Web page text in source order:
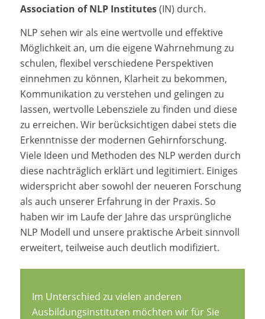
Association of NLP Institutes(IN) durch.
NLP sehen wir als eine wertvolle und effektive
Möglichkeit an, um die eigene Wahrnehmung zu
schulen, flexibel verschiedene Perspektiven
einnehmen zu können, Klarheit zu bekommen,
Kommunikation zu verstehen und gelingen zu
lassen, wertvolle Lebensziele zu finden und diese
zu erreichen. Wir berücksichtigen dabei stets die
Erkenntnisse der modernen Gehirnforschung.
Viele Ideen und Methoden des NLP werden durch
diese nachträglich erklärt und legitimiert. Einiges
widerspricht aber sowohl der neueren Forschung
als auch unserer Erfahrung in der Praxis. So
haben wir im Laufe der Jahre das ursprüngliche
NLP Modell und unsere praktische Arbeit sinnvoll
erweitert, teilweise auch deutlich modifiziert.
Im Unterschied zu vielen anderen
Ausbildungsinstituten möchten wir für Sie